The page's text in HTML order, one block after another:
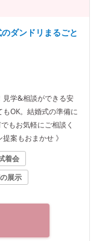
ダンドリまるごと
見学&相談ができる安
OK。結婚式の準備に
もお気軽にご相談く
案もおまかせ 》
着会
展示